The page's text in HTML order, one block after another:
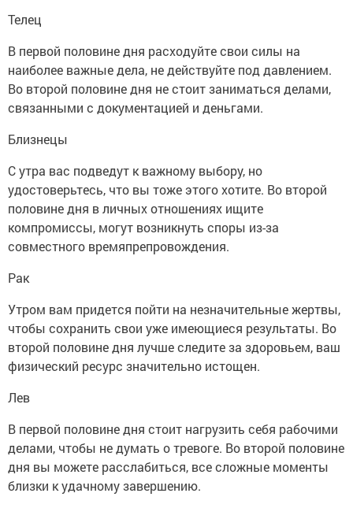
Телец
В первой половине дня расходуйте свои силы на
наиболее важные дела, не действуйте под давлением.
Во второй половине дня не стоит заниматься делами,
связанными с документацией и деньгами.
Близнецы
С утра вас подведут к важному выбору, но
удостоверьтесь, что вы тоже этого хотите. Во второй
половине дня в личных отношениях ищите
компромиссы, могут возникнуть споры из-за
совместного времяпрепровождения.
Рак
Утром вам придется пойти на незначительные жертвы,
чтобы сохранить свои уже имеющиеся результаты. Во
второй половине дня лучше следите за здоровьем, ваш
физический ресурс значительно истощен.
Лев
В первой половине дня стоит нагрузить себя рабочими
делами, чтобы не думать о тревоге. Во второй половине
дня вы можете расслабиться, все сложные моменты
близки к удачному завершению.